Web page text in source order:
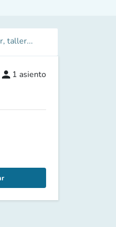
taller...
person 1 asiento